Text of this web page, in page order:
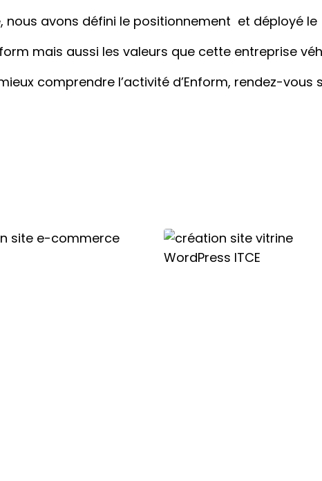
nous avons défini le positionnement et déployé
mais aussi les valeurs que cette entreprise
comprendre l’activité d’Enform, rendez-vous